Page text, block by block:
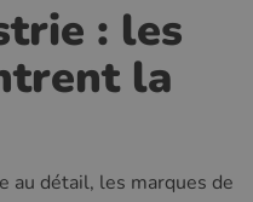
: les
la
au détail, les marques de